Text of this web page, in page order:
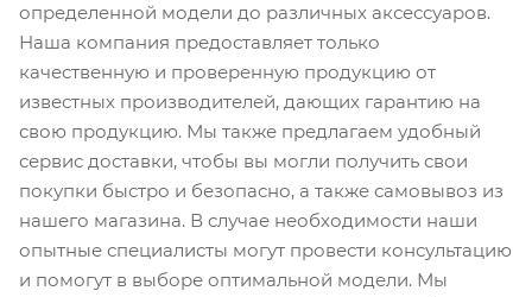
определенной модели до различных аксессуаров.
Наша компания предоставляет только
качественную и проверенную продукцию от
известных производителей, дающих гарантию на
свою продукцию. Мы также предлагаем удобный
сервис доставки, чтобы вы могли получить свои
покупки быстро и безопасно, а также самовывоз из
нашего магазина. В случае необходимости наши
опытные специалисты могут провести консультацию
и помогут в выборе оптимальной модели. Мы